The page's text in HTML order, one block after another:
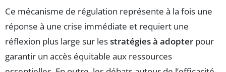
Ce mécanisme de régulation représente à la fois une
réponse à une crise immédiate et requiert une
réflexion plus large sur lesstratégies à adopter pour
garantir un accès équitable aux ressources